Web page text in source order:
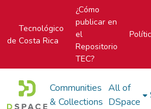
Tecnológico
de Costa Rica
¿Cómo
publicar en
el
Repositorio
TEC?
Communities
& Collections
All of
DSpace